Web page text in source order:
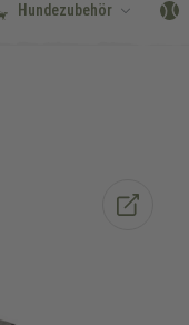
Hundezubehör